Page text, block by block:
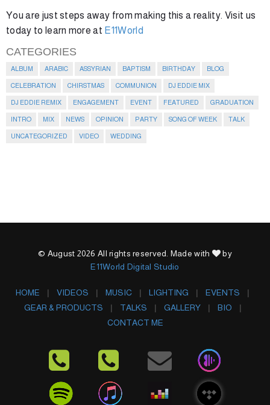
You are just steps away from making this a reality. Visit us
today to learn more at E11World
CATEGORIES
ALBUM ARABIC ASSYRIAN BAPTISM BIRTHDAY BLOG
CELEBRATION CHIRSTMAS COMMUNION DJ EDDIE MIX
DJ EDDIE REMIX ENGAGEMENT EVENT FEATURED GRADUATION
INTRO MIX NEWS OPINION PARTY SONG OF WEEK TALK
UNCATEGORIZED VIDEO WEDDING
© August 2026 All rights reserved. Made with
by
E11World Digital Studio
HOME VIDEOS MUSIC LIGHTING
EVENTS
GEAR & PRODUCTS
TALKS GALLERY
BIO
CONTACT ME